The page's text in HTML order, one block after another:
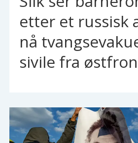
etter et russisk
nå
sivile fra